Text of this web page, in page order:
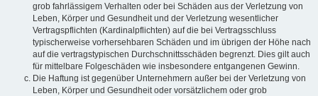
grob fahrlässigem Verhalten oder bei Schäden aus der Verletzung von
Leben, Körper und Gesundheit und der Verletzung wesentlicher
Vertragspflichten (Kardinalpflichten) auf die bei Vertragsschluss
typischerweise vorhersehbaren Schäden und im übrigen der Höhe nach
auf die vertragstypischen Durchschnittsschäden begrenzt. Dies gilt auch
für mittelbare Folgeschäden wie insbesondere entgangenen Gewinn.
Die Haftung ist gegenüber Unternehmern außer bei der Verletzung von
Leben, Körper und Gesundheit oder vorsätzlichem oder grob